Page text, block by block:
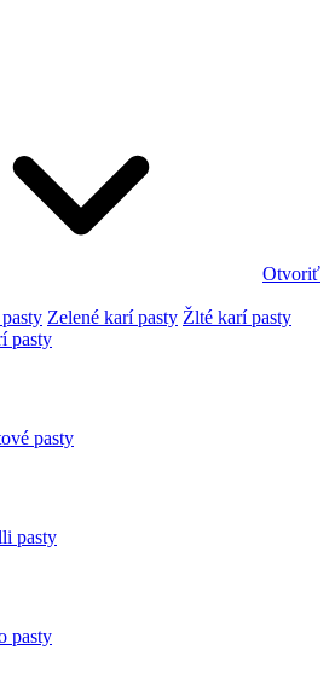
Otvoriť
Zelené karí pasty Žlté karí pasty
pasty
pasty
pasty
pasty